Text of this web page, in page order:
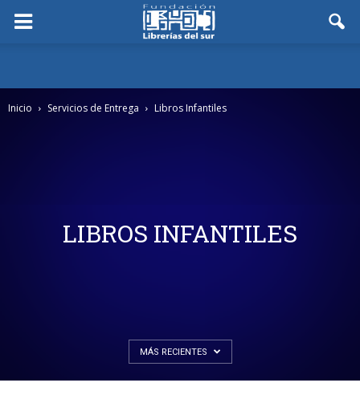
Inicio Servicios de Entrega Libros Infantiles
LIBROS INFANTILES
MÁS RECIENTES